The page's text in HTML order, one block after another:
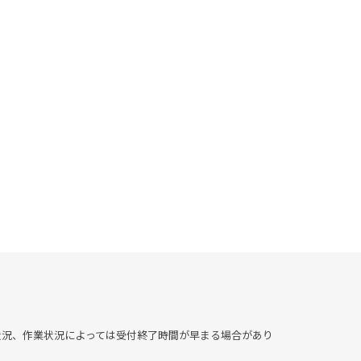
作業状況によっては受付終了時間が早まる場合があり